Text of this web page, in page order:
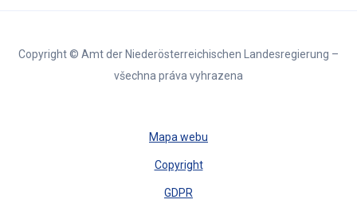
Copyright © Amt der Niederösterreichischen Landesregierung –
všechna práva vyhrazena
Mapa webu
Copyright
GDPR